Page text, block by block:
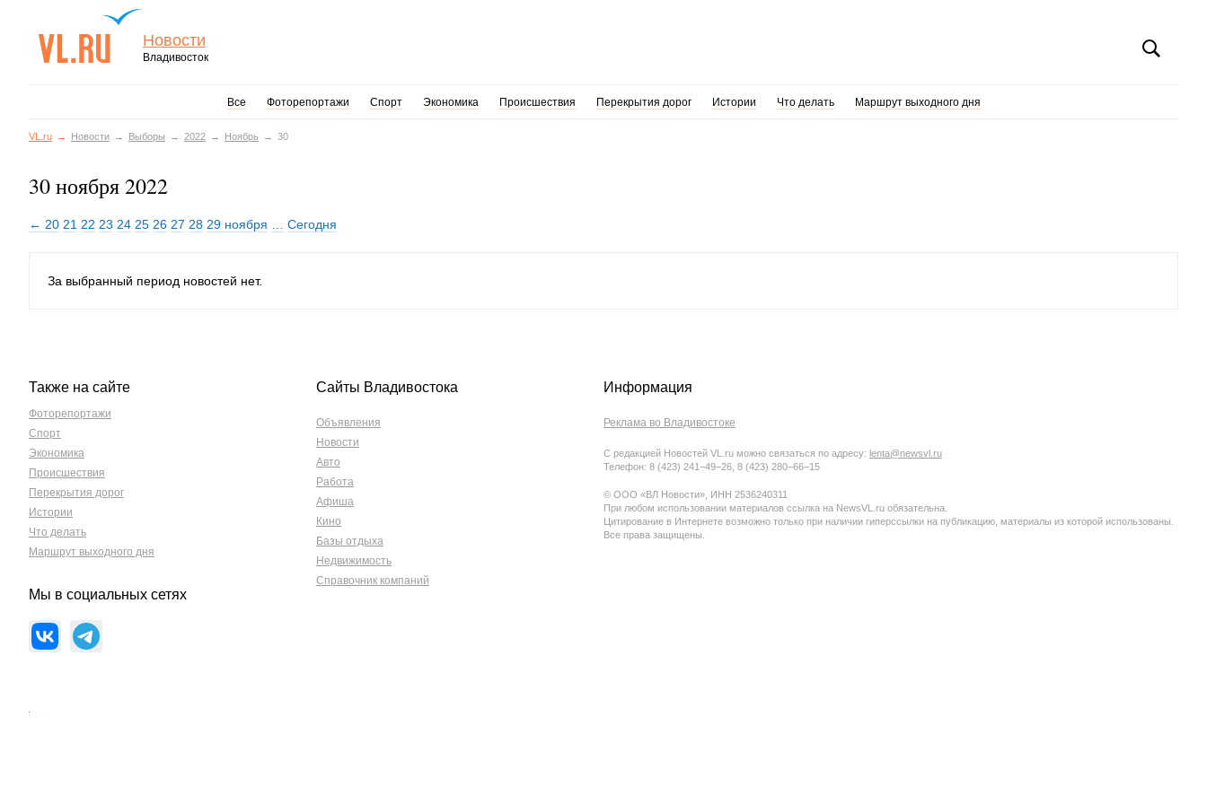
Новости
Владивосток
Все Фоторепортажи Спорт Экономика Происшествия Перекрытия дорог Истории Что делать Маршрут выходного дня
VL.ru Новости Выборы 2022 Ноябрь 30
30 ноября 2022
← 20 21 22 23 24 25 26 27 28 29 ноября Сегодня
За выбранный период новостей нет.
Также на сайте
Фоторепортажи
Спорт
Экономика
Происшествия
Перекрытия дорог
Истории
Что делать
Маршрут выходного дня
Мы в социальных сетях
Сайты Владивостока
Объявления
Новости
Авто
Работа
Афиша
Кино
Базы отдыха
Недвижимость
Справочник компаний
Информация
Реклама во Владивостоке
С редакцией Новостей VL.ru можно связаться по адресу: lenta@newsvl.ru
Телефон: 8 (423) 241−49−26, 8 (423) 280−66−15
© ООО «ВЛ Новости», ИНН 2536240311
При любом использовании материалов ссылка на NewsVL.ru обязательна.
Цитирование в Интернете возможно только при наличии гиперссылки на публикацию, материалы из которой использованы.
Все права защищены.